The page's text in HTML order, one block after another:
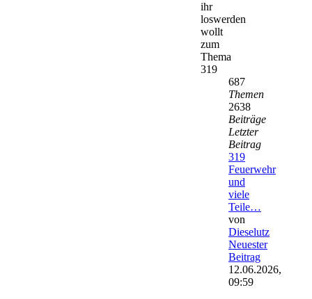
ihr
loswerden
wollt
zum
Thema
319
687
Themen
2638
Beiträge
Letzter
Beitrag
319
Feuerwehr
und
viele
Teile…
von
Dieselutz
Neuester
Beitrag
12.06.2026,
09:59